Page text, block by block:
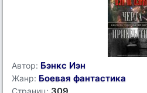
Автор: Бэнкс Иэн
Жанр: Боевая фантастика
Страниц: